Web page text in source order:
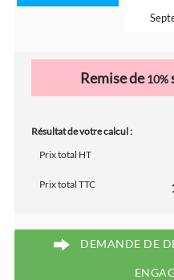
Remise de10%
Résultat de votre calcul :
Prix total HT
Prix total TTC
DEMANDE DE